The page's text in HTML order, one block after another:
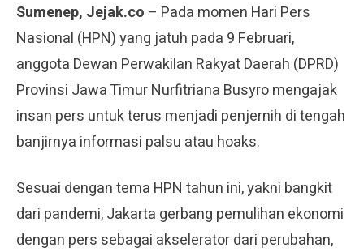
Sumenep, Jejak.co – Pada momen Hari Pers
Nasional (HPN) yang jatuh pada 9 Februari,
anggota Dewan Perwakilan Rakyat Daerah (DPRD)
Provinsi Jawa Timur Nurfitriana Busyro mengajak
insan pers untuk terus menjadi penjernih di tengah
banjirnya informasi palsu atau hoaks.
Sesuai dengan tema HPN tahun ini, yakni bangkit
dari pandemi, Jakarta gerbang pemulihan ekonomi
dengan pers sebagai akselerator dari perubahan,